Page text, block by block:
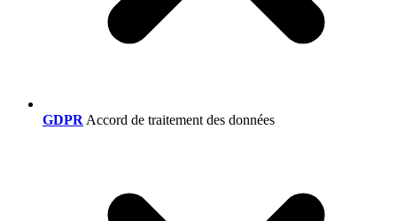
GDPR Accord de traitement des données